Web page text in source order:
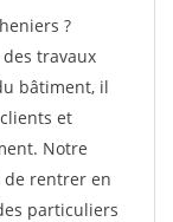
?
travaux
bâtiment, il
et
Notre
de rentrer en
particuliers